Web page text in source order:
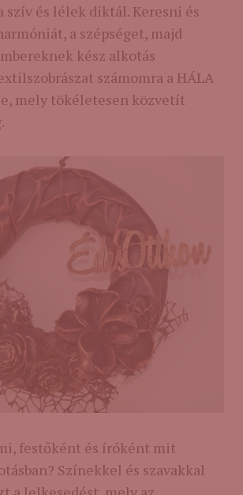
szív és lélek diktál. Keresni és
a szépséget, majd
kész alkotás
számomra a HÁLA
mely tökéletesen közvetít
festőként és íróként mit
Színekkel és szavakkal